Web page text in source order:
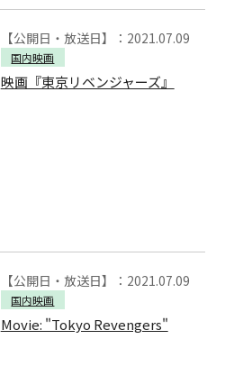
【公開日・放送日】：2021.07.09
国内映画
映画『東京リベンジャーズ』
【公開日・放送日】：2021.07.09
国内映画
Movie: "Tokyo Revengers"